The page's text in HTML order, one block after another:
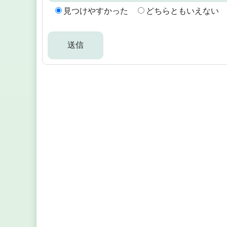
見つけやすかった どちらともいえない